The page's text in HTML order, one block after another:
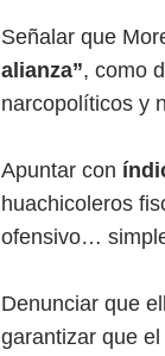
Señalar que
alianza”, como
narcopolíticos y
Apuntar con
huachicoleros
ofensivo…
Denunciar que
garantizar que